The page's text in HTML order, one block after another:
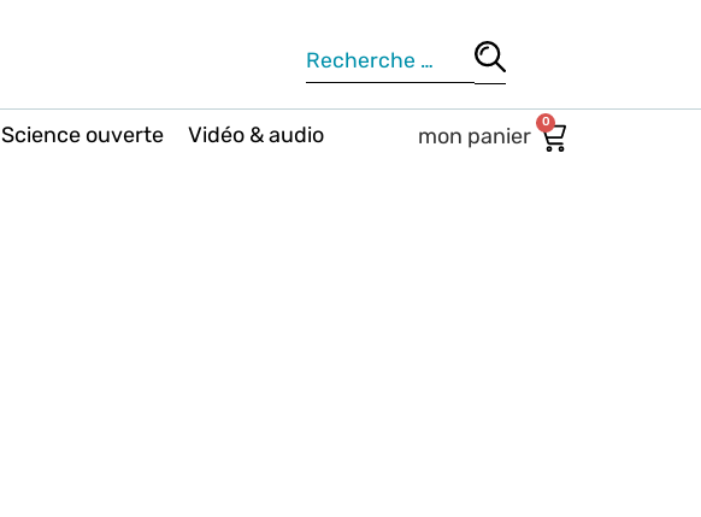
Science ouverte Vidéo & audio 0